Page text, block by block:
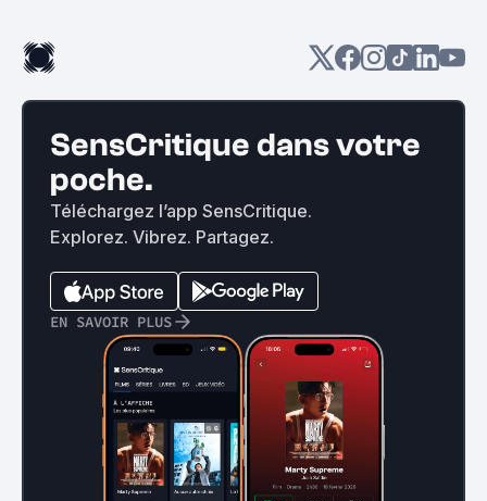
SensCritique dans votre
poche.
Téléchargez l’app SensCritique.
Explorez. Vibrez. Partagez.
EN SAVOIR PLUS